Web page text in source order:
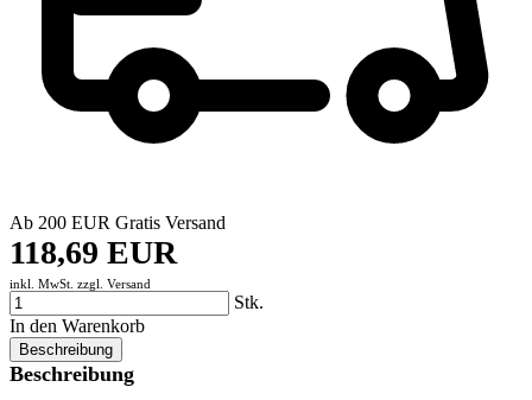
Ab 200 EUR Gratis Versand
118,69 EUR
inkl. MwSt. zzgl. Versand
Stk.
In den Warenkorb
Beschreibung
Beschreibung